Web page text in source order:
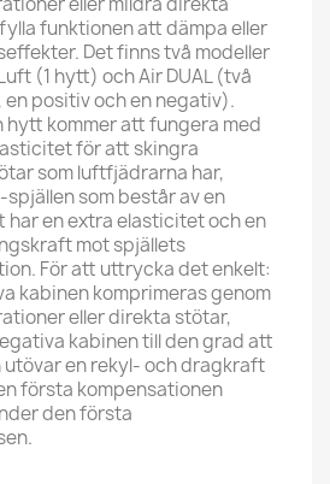
funktionen att dämpa eller
Det finns två modeller
(1 hytt) och Air DUAL (två
positiv och en negativ).
hytt kommer att fungera med
för att skingra
som luftfjädrarna har,
spjällen som består av en
en extra elasticitet och en
mot spjällets
För att uttrycka det enkelt:
kabinen komprimeras genom
eller direkta stötar,
kabinen till den grad att
utövar en rekyl- och dragkraft
första kompensationen
den första